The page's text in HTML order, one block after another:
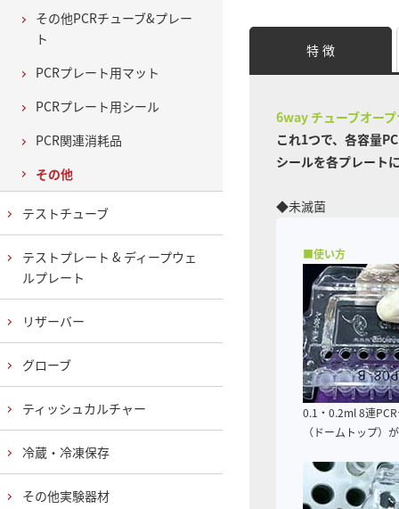
特 徴
6way チューブオー
これ1つで、各容量
シールを各プレート
◆未滅菌
■使い方
0.1・0.2ml 8連
（ドームトップ）
その他PCRチューブ&プレー
ト
PCRプレート用マット
PCRプレート用シール
PCR関連消耗品
その他
テストチューブ
テストプレート & ディープウェ
ルプレート
リザーバー
グローブ
ティッシュカルチャー
冷蔵・冷凍保存
その他実験器材